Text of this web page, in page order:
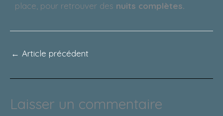
place, pour retrouver des nuits complètes.
← Article précédent
Laisser un commentaire